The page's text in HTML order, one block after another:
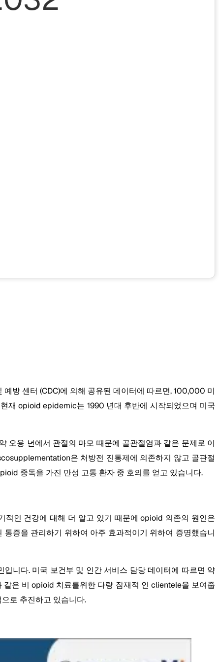
방 센터 (CDC)에 의해 공유된 데이터에 따르면, 100,000 미
재 opioid epidemic는 1990 년대 후반에 시작되었으며 미국
용 년에서 관절의 마모 때문에 골관절염과 같은 문제로 이
은 처방전 진통제에 의존하지 않고 골관절
중독을 가진 만성 고통 환자 중 호의를 얻고 있습니다.
인 건강에 대해 더 알고 있기 때문에 opioid 의존의 원인은
증을 관리하기 위하여 아주 효과적이기 위하여 증명했습니
니다. 미국 보건부 및 인간 서비스 담당 데이터에 따르면 약
은 비 opioid 치료를위한 다량 잠재적 인 clientele을 보여줍
로 추진하고 있습니다.